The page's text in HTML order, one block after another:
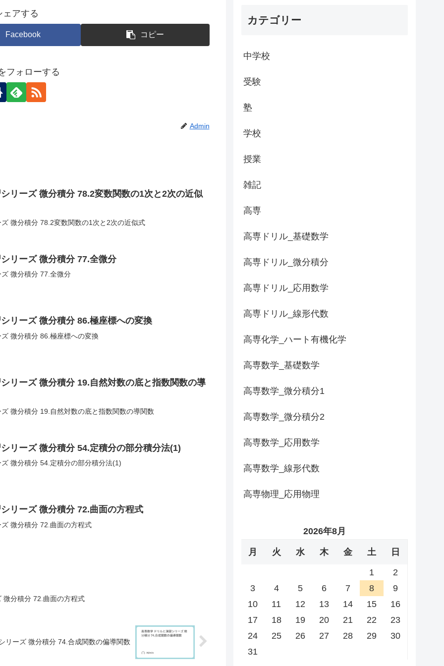
ェアする
Facebook コピー
フォローする
Admin
リーズ 微分積分 78.2変数関数の1次と2次の近似
微分積分 78.2変数関数の1次と2次の近似式
リーズ 微分積分 77.全微分
微分積分 77.全微分
リーズ 微分積分 86.極座標への変換
微分積分 86.極座標への変換
リーズ 微分積分 19.自然対数の底と指数関数の導
微分積分 19.自然対数の底と指数関数の導関数
リーズ 微分積分 54.定積分の部分積分法(1)
微分積分 54.定積分の部分積分法(1)
リーズ 微分積分 72.曲面の方程式
微分積分 72.曲面の方程式
微分積分 72.曲面の方程式
リーズ 微分積分 74.合成関数の偏導関数
カテゴリー
中学校
受験
塾
学校
授業
雑記
高専
高専ドリル_基礎数学
高専ドリル_微分積分
高専ドリル_応用数学
高専ドリル_線形代数
高専化学_ハート有機化学
高専数学_基礎数学
高専数学_微分積分1
高専数学_微分積分2
高専数学_応用数学
高専数学_線形代数
高専物理_応用物理
2026年8月
月 火 水 木 金 土 日
1
2
3
4 5 6 7 8
9
10
11 12 13 14 15
16
17
18 19 20 21 22
23
24
25 26 27 28 29
30
31